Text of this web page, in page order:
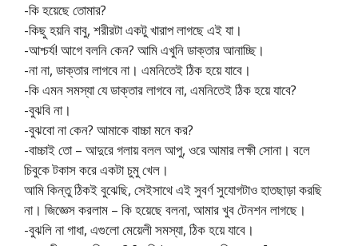
-কি হয়েছে তোমার?
-কিছু হয়নি বাবু, শরীরটা একটু খারাপ লাগছে এই যা।
-আশ্চর্য! আগে বলনি কেন? আমি এখুনি ডাক্তার আনাচ্ছি।
-না না, ডাক্তার লাগবে না। এমনিতেই ঠিক হয়ে যাবে।
-কি এমন সমস্যা যে ডাক্তার লাগবে না, এমনিতেই ঠিক হয়ে যাবে?
-বুঝবি না।
-বুঝবো না কেন? আমাকে বাচ্চা মনে কর?
-বাচ্চাই তো – আদুরে গলায় বলল আপু, ওরে আমার লক্ষী সোনা। বলে
চিবুকে টকাস করে একটা চুমু খেল।
আমি কিন্তু ঠিকই বুঝেছি, সেইসাথে এই সুবর্ণ সুযোগটাও হাতছাড়া করছি
না। জিজ্ঞেস করলাম – কি হয়েছে বলনা, আমার খুব টেনশন লাগছে।
-বুঝলি না গাধা, এগুলো মেয়েলী সমস্যা, ঠিক হয়ে যাবে।